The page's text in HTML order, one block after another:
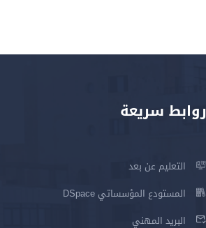
روابط سريعة
التعليم عن بعد
المستودع المؤسساتي DSpace
البريد المهني